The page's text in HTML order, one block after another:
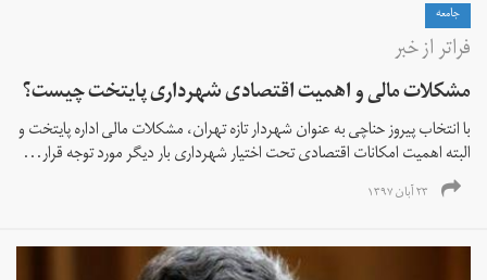
جامعه
فراتر از خبر
مشکلات مالی و اهمیت اقتصادی شهرداری پایتخت چیست؟
با انتخاب پیروز حناچی به عنوان شهردار تازه تهران، مشکلات مالی اداره پایتخت و
البته اهمیت امکانات اقتصادی تحت اختیار شهرداری بار دیگر مورد توجه قرار...
۲۳ آبان ۱۳۹۷